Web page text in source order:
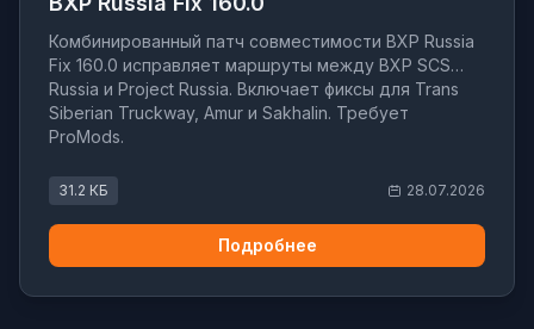
Комбинированный патч совместимости BXP Russia
Fix 160.0 исправляет маршруты между BXP SCS
Russia и Project Russia. Включает фиксы для Trans
Siberian Truckway, Amur и Sakhalin. Требует
ProMods.
31.2 КБ 28.07.2026
Подробнее